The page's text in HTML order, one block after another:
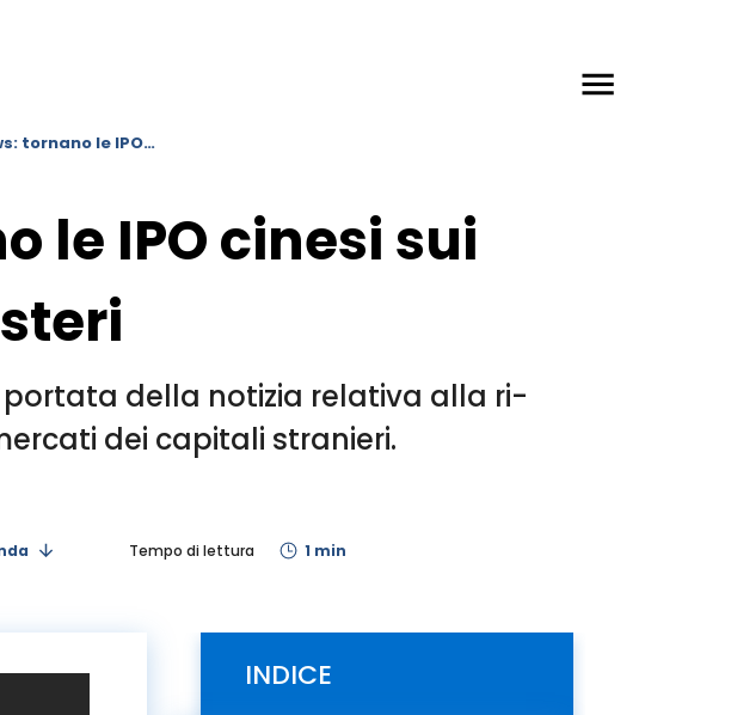
tornano le IPO…
le IPO cinesi sui
della notizia relativa alla ri-
dei capitali stranieri.
Tempo di lettura 1 min
INDICE